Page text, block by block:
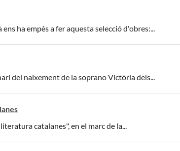
ha empès a fer aquesta selecció d'obres:...
del naixement de la soprano Victòria dels...
catalanes", en el marc de la...